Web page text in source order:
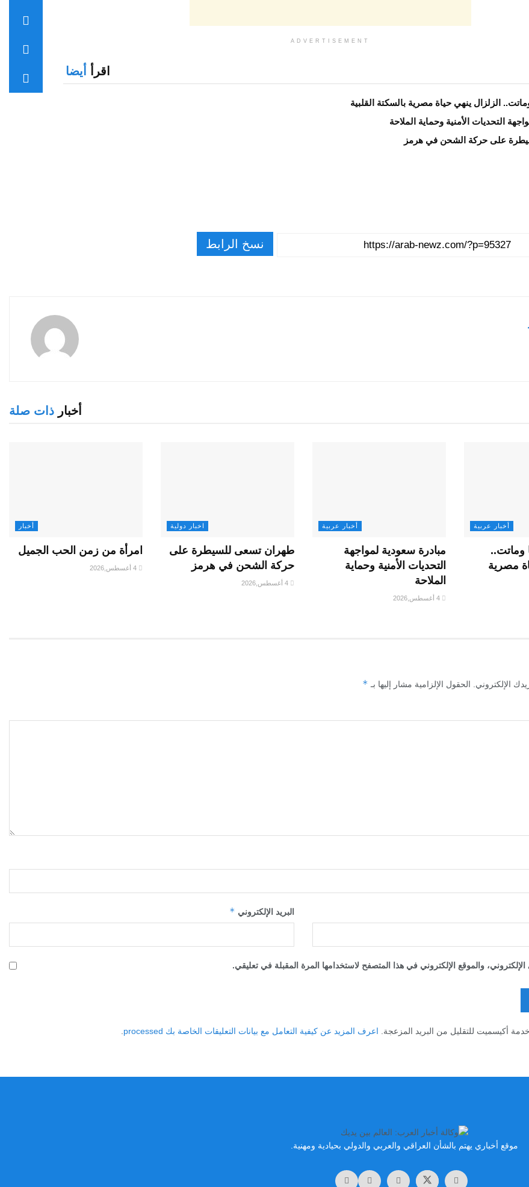
ADVERTISEMENT
اقرأ أيضا
الزلزال ينهي حياة مصرية بالسكتة القلبية
التحديات الأمنية وحماية الملاحة
على حركة الشحن في هرمز
نسخ الرابط
أخبار ذات صلة
أخبار عربية
وماتت..
مصرية
أخبار عربية
مبادرة سعودية لمواجهة
التحديات الأمنية وحماية
الملاحة
اخبار دولية
طهران تسعى للسيطرة على
حركة الشحن في هرمز
أخبار
امرأة من زمن الحب الجميل
الإلكتروني. الحقول الإلزامية مشار إليها بـ *
البريد الإلكتروني *
والموقع الإلكتروني في هذا المتصفح لاستخدامها المرة المقبلة في تعليقي.
أكيسميت للتقليل من البريد المزعجة. اعرف المزيد عن كيفية التعامل مع بيانات التعليقات الخاصة بك processed .
موقع أخباري يهتم بالشأن العراقي والعربي والدولي بحيادية ومهنية.